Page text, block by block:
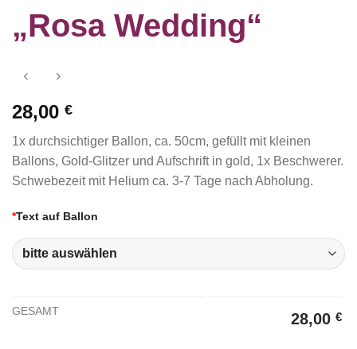
„Rosa Wedding“
28,00 €
1x durchsichtiger Ballon, ca. 50cm, gefüllt mit kleinen
Ballons, Gold-Glitzer und Aufschrift in gold, 1x Beschwerer.
Schwebezeit mit Helium ca. 3-7 Tage nach Abholung.
*Text auf Ballon
GESAMT 28,00 €